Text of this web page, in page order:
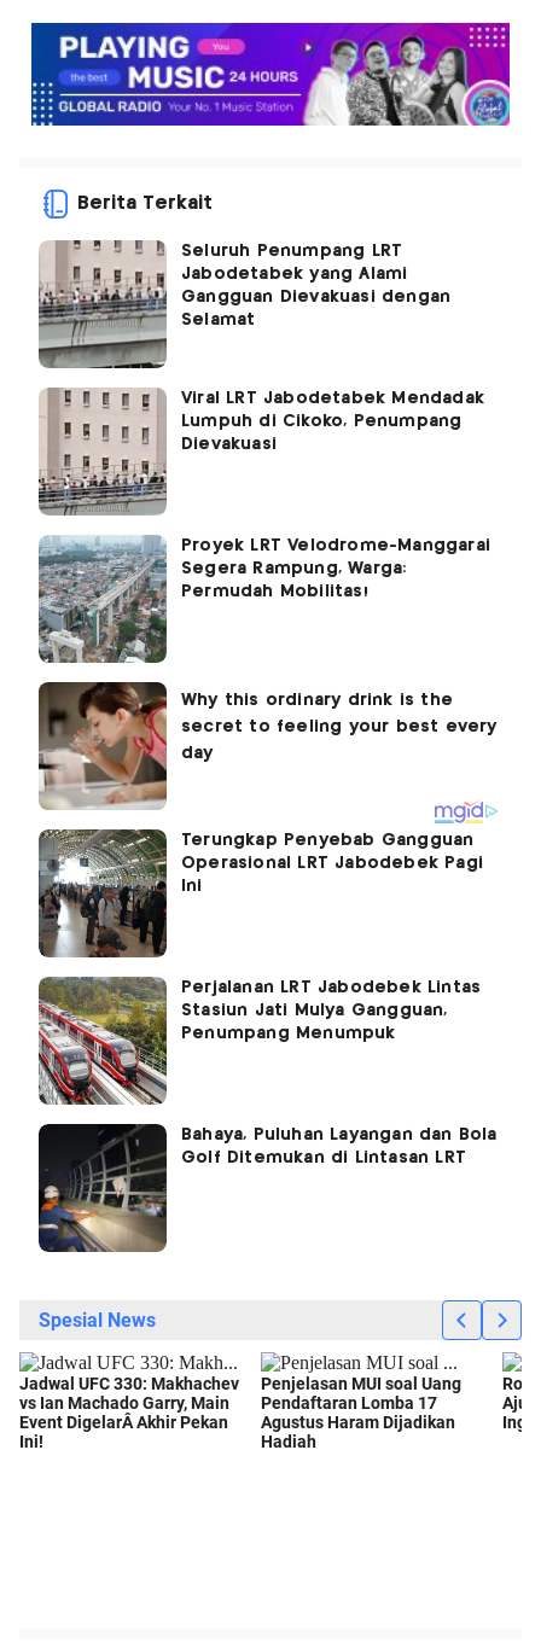
Berita Terkait
Seluruh Penumpang LRT
Jabodetabek yang Alami
Gangguan Dievakuasi dengan
Selamat
Viral LRT Jabodetabek Mendadak
Lumpuh di Cikoko, Penumpang
Dievakuasi
Proyek LRT Velodrome-Manggarai
Segera Rampung, Warga:
Permudah Mobilitas!
Terungkap Penyebab Gangguan
Operasional LRT Jabodebek Pagi
Ini
Perjalanan LRT Jabodebek Lintas
Stasiun Jati Mulya Gangguan,
Penumpang Menumpuk
Bahaya, Puluhan Layangan dan Bola
Golf Ditemukan di Lintasan LRT